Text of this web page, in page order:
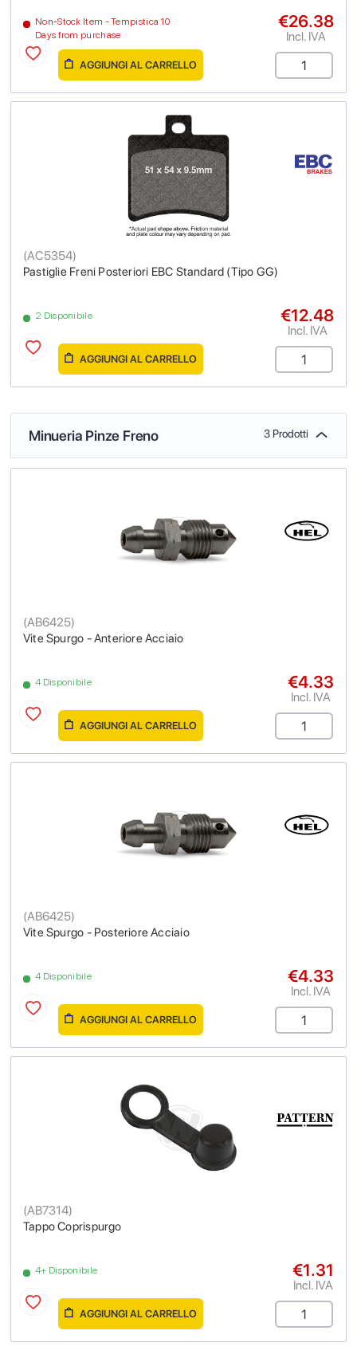
Non-Stock Item - Tempistica 10
Days from purchase
€26.38
Incl. IVA
AGGIUNGI AL CARRELLO
Pastiglie Freni Posteriori EBC Standard (Tipo GG)
(AC5354)
2 Disponibile €12.48
Incl. IVA
AGGIUNGI AL CARRELLO
Minueria Pinze Freno 3 Prodotti
Vite Spurgo - Anteriore Acciaio
(AB6425)
4 Disponibile €4.33
Incl. IVA
AGGIUNGI AL CARRELLO
Vite Spurgo - Posteriore Acciaio
(AB6425)
4 Disponibile €4.33
Incl. IVA
AGGIUNGI AL CARRELLO
Tappo Coprispurgo
(AB7314)
4+ Disponibile €1.31
Incl. IVA
AGGIUNGI AL CARRELLO